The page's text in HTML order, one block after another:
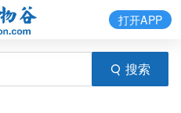
搜索
打开APP